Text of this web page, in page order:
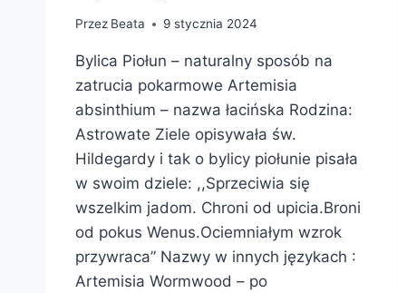
Przez Beata 9 stycznia 2024
Bylica Piołun – naturalny sposób na
zatrucia pokarmowe Artemisia
absinthium – nazwa łacińska Rodzina:
Astrowate Ziele opisywała św.
Hildegardy i tak o bylicy piołunie pisała
w swoim dziele: ,,Sprzeciwia się
wszelkim jadom. Chroni od upicia.Broni
od pokus Wenus.Ociemniałym wzrok
przywraca” Nazwy w innych językach :
Artemisia Wormwood – po